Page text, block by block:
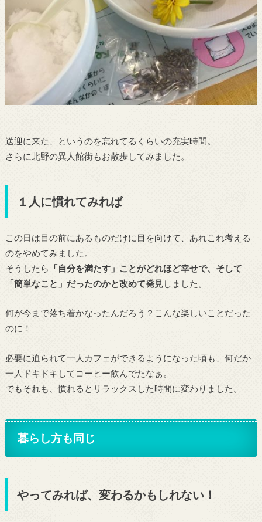
送迎に来た、というのを忘れてるくらいの充実時間。
さらに北野の異人館街もお散歩してみました。
１人に慣れてみれば
この日は目の前にあるものだけに目を向けて、あれこれ考える
のをやめてみました。
そうしたら
「自分を満たす」ことがどれほど幸せで、そして
「簡単なこと」だったのかと改めて発見しました。
何が今まで落ち着かなったんだろう？こんな楽しいことだった
のに！
必要に迫られて一人カフェができるようになった頃も、何だか
一人ドキドキしてコーヒー飲んでたなぁ。
でもそれも、慣れるとリラックスした時間に変わりました。
暮らし方も同じ
やってみれば、変わるかもしれない！